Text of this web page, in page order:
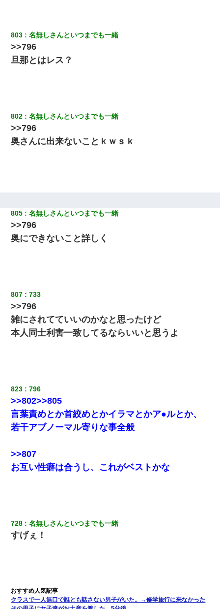
（あまりにも希望通り）
ナンパにほいほい付いていった私、地獄に落ちる
【身体で払わせて】女友達「ごめん、何も言わずにお金貸してく
ださい……」俺「いいよ！いくら？」女友達「10万円ぐら
い……」俺「ほい！10万！」→
嫁が弁護士を連れてきて「悪いと思うなら慰謝料を払って離婚し
ろ」→ 俺「完全に恐喝になってますね」「お前、これが詐欺だっ
男だけどリベンジポノレノの被害者になって未だに人生が立ち直
せない
【悲報】嫁がワイのこと嫌いっぽいから単身赴任した結果
13歳娘が元嫁のところから逃げてきた。どう扱ったらいいのかわ
からない
宅飲みで女友達の乳を見てしまった・・・
元夫の連れ子「俺の結婚式の時くらい、母親としての責任を果た
そうとは思わないのか！」→どうも連れ子は…
803 名無しさんといつまでも一緒
>>796
旦那とはレス？
802 名無しさんといつまでも一緒
>>796
奥さんに出来ないことｋｗｓｋ
805 名無しさんといつまでも一緒
>>796
奥にできないこと詳しく
807 733
>>796
雑にされてていいのかなと思ったけど
本人同士利害一致してるならいいと思うよ
823 796
>>802>>805
言葉責めとか首絞めとかイラマとかア●ルとか、
若干アブノーマル寄りな事全般
>>807
お互い性癖は合うし、これがベストかな
728 名無しさんといつまでも一緒
すげぇ！
クラスで一人無口で誰とも話さない男子がいた。→修学旅行に来なかった